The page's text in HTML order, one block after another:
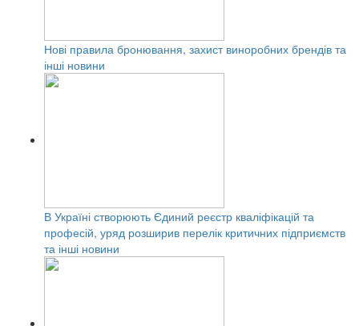
Нові правила бронювання, захист виноробних брендів та
інші новини
В Україні створюють Єдиний реєстр кваліфікацій та
професій, уряд розширив перелік критичних підприємств
та інші новини